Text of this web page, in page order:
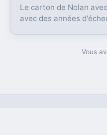
Le carton de Nolan
avec des années